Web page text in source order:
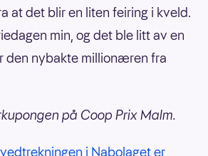
at det blir en liten feiring i kveld.
min, og det ble litt av en
den nybakte millionæren fra
på Coop Prix Malm.
i Nabolaget er